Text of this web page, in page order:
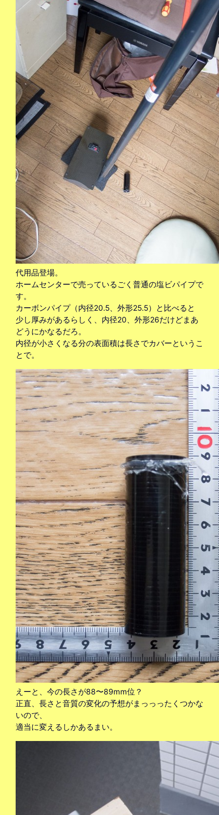
代用品登場。
ホームセンターで売っているごく普通の塩ビパイプで
す。
カーボンパイプ（内径20.5、外形25.5）と比べると
少し厚みがあるらしく、内径20、外形26だけどまあ
どうにかなるだろ。
内径が小さくなる分の表面積は長さでカバーというこ
とで。
えーと、今の長さが88〜89mm位？
正直、長さと音質の変化の予想がまっっったくつかな
いので、
適当に変えるしかあるまい。